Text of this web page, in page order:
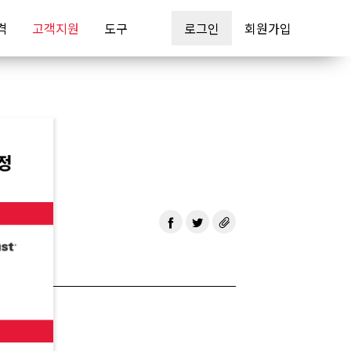
고객지원 도구 로그인 회원가입